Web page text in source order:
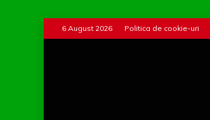
to
6 August 2026 Politica de cookie-uri